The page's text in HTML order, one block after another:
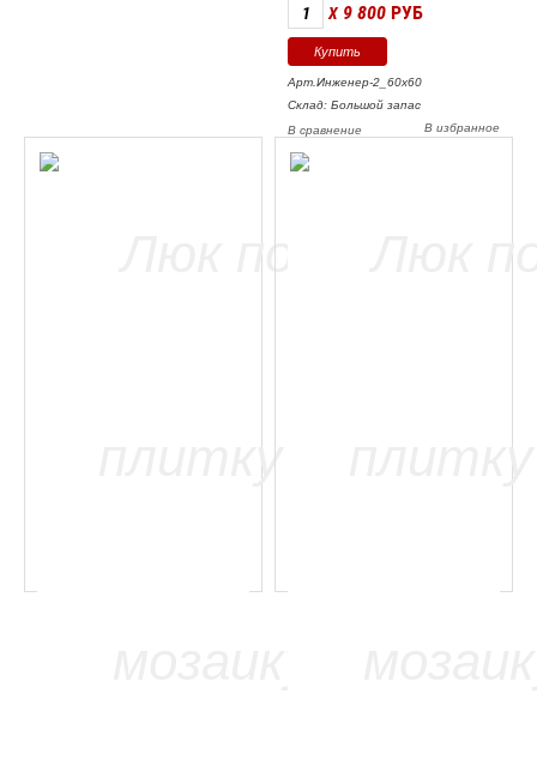
X 9 800 РУБ
Арт.Инженер-2_60х60
Склад: Большой запас
В избранное
В сравнение